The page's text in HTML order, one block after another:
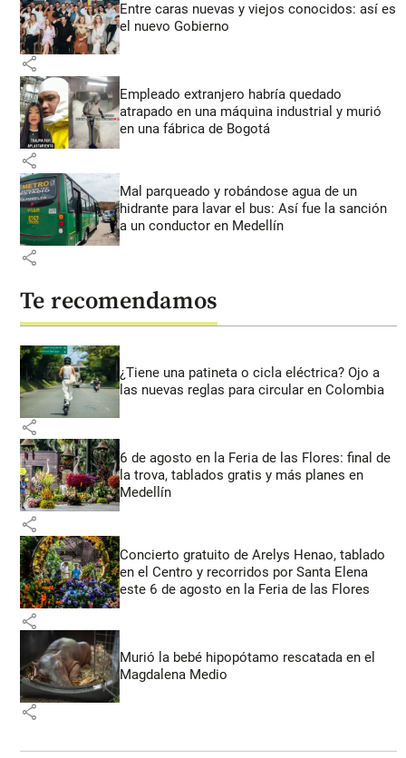
Entre caras nuevas y viejos conocidos: así es
el nuevo Gobierno
share
Empleado extranjero habría quedado
atrapado en una máquina industrial y murió
en una fábrica de Bogotá
share
Mal parqueado y robándose agua de un
hidrante para lavar el bus: Así fue la sanción
a un conductor en Medellín
share
Te recomendamos
¿Tiene una patineta o cicla eléctrica? Ojo a
las nuevas reglas para circular en Colombia
share
6 de agosto en la Feria de las Flores: final de
la trova, tablados gratis y más planes en
Medellín
share
Concierto gratuito de Arelys Henao, tablado
en el Centro y recorridos por Santa Elena
este 6 de agosto en la Feria de las Flores
share
Murió la bebé hipopótamo rescatada en el
Magdalena Medio
share